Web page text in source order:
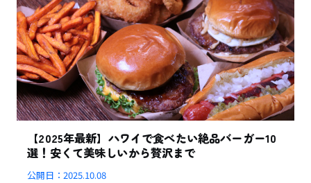
【2025年最新】ハワイで食べたい絶品バーガー10
選！安くて美味しいから贅沢まで
公開日：2025.10.08